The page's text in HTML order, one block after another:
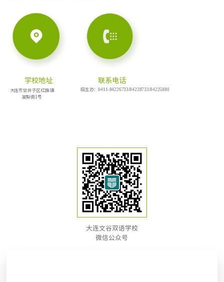
学校地址
大连市甘井子区红旗镇
棠梨街1号
联系电话
招生办：0411-84226733/84228733/84225880
大连文谷双语学校
微信公众号